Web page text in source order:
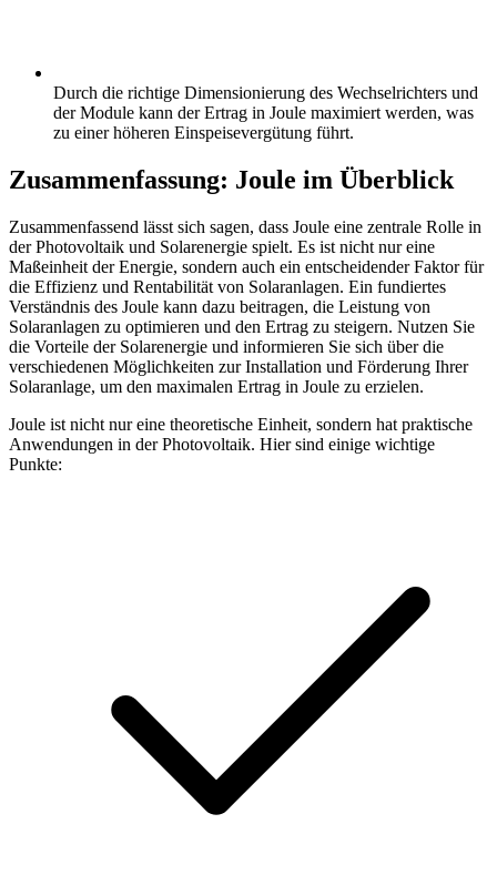
Durch die richtige Dimensionierung des Wechselrichters und
der Module kann der Ertrag in Joule maximiert werden, was
zu einer höheren Einspeisevergütung führt.
Zusammenfassung: Joule im Überblick
Zusammenfassend lässt sich sagen, dass Joule eine zentrale Rolle in
der Photovoltaik und Solarenergie spielt. Es ist nicht nur eine
Maßeinheit der Energie, sondern auch ein entscheidender Faktor für
die Effizienz und Rentabilität von Solaranlagen. Ein fundiertes
Verständnis des Joule kann dazu beitragen, die Leistung von
Solaranlagen zu optimieren und den Ertrag zu steigern. Nutzen Sie
die Vorteile der Solarenergie und informieren Sie sich über die
verschiedenen Möglichkeiten zur Installation und Förderung Ihrer
Solaranlage, um den maximalen Ertrag in Joule zu erzielen.
Joule ist nicht nur eine theoretische Einheit, sondern hat praktische
Anwendungen in der Photovoltaik. Hier sind einige wichtige
Punkte: